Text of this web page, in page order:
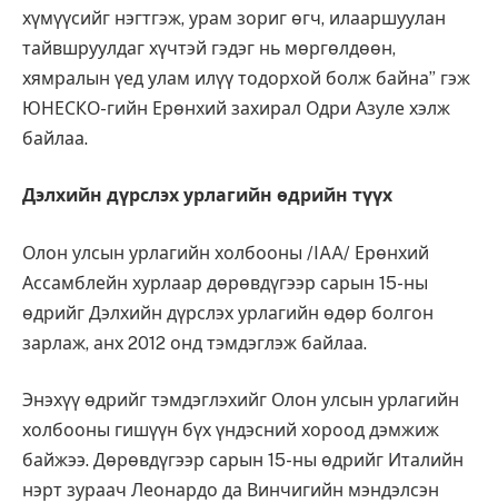
хүмүүсийг нэгтгэж, урам зориг өгч, илааршуулан
тайвшруулдаг хүчтэй гэдэг нь мөргөлдөөн,
хямралын үед улам илүү тодорхой болж байна” гэж
ЮНЕСКО-гийн Ерөнхий захирал Одри Азуле хэлж
байлаа.
Дэлхийн дүрслэх урлагийн өдрийн түүх
Олон улсын урлагийн холбооны /IAA/ Ерөнхий
Ассамблейн хурлаар дөрөвдүгээр сарын 15-ны
өдрийг Дэлхийн дүрслэх урлагийн өдөр болгон
зарлаж, анх 2012 онд тэмдэглэж байлаа.
Энэхүү өдрийг тэмдэглэхийг Олон улсын урлагийн
холбооны гишүүн бүх үндэсний хороод дэмжиж
байжээ. Дөрөвдүгээр сарын 15-ны өдрийг Италийн
нэрт зураач Леонардо да Винчигийн мэндэлсэн